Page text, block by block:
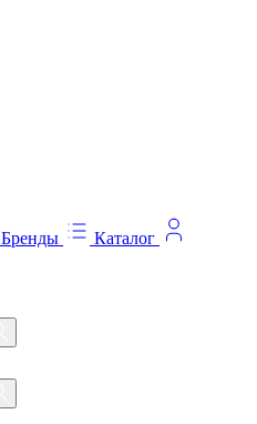
Бренды
Каталог